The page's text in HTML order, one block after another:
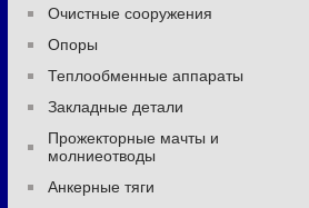
Очистные сооружения
Опоры
Теплообменные аппараты
Закладные детали
Прожекторные мачты и
молниеотводы
Анкерные тяги